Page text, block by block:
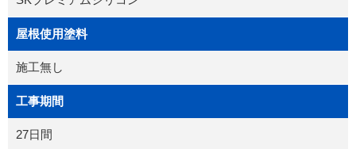
屋根使用塗料
施工無し
工事期間
27日間